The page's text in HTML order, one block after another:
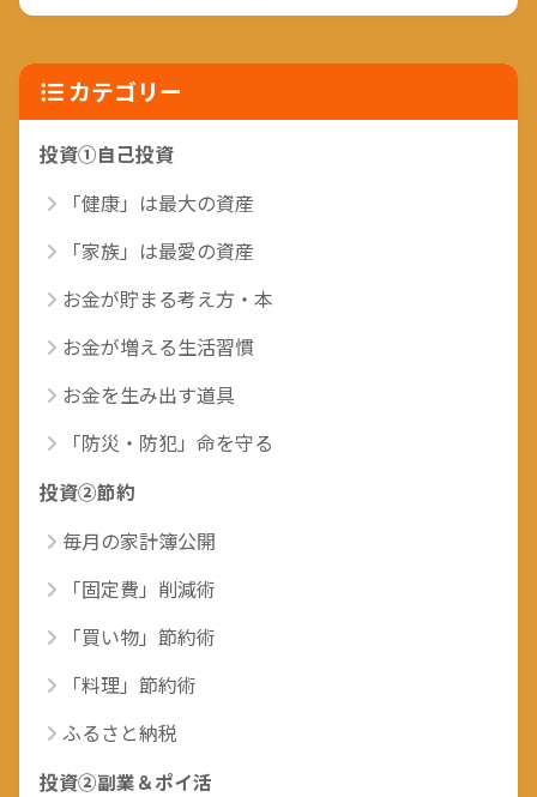
カテゴリー
投資①自己投資
「健康」は最大の資産
「家族」は最愛の資産
お金が貯まる考え方・本
お金が増える生活習慣
お金を生み出す道具
「防災・防犯」命を守る
投資②節約
毎月の家計簿公開
「固定費」削減術
「買い物」節約術
「料理」節約術
ふるさと納税
投資②副業＆ポイ活